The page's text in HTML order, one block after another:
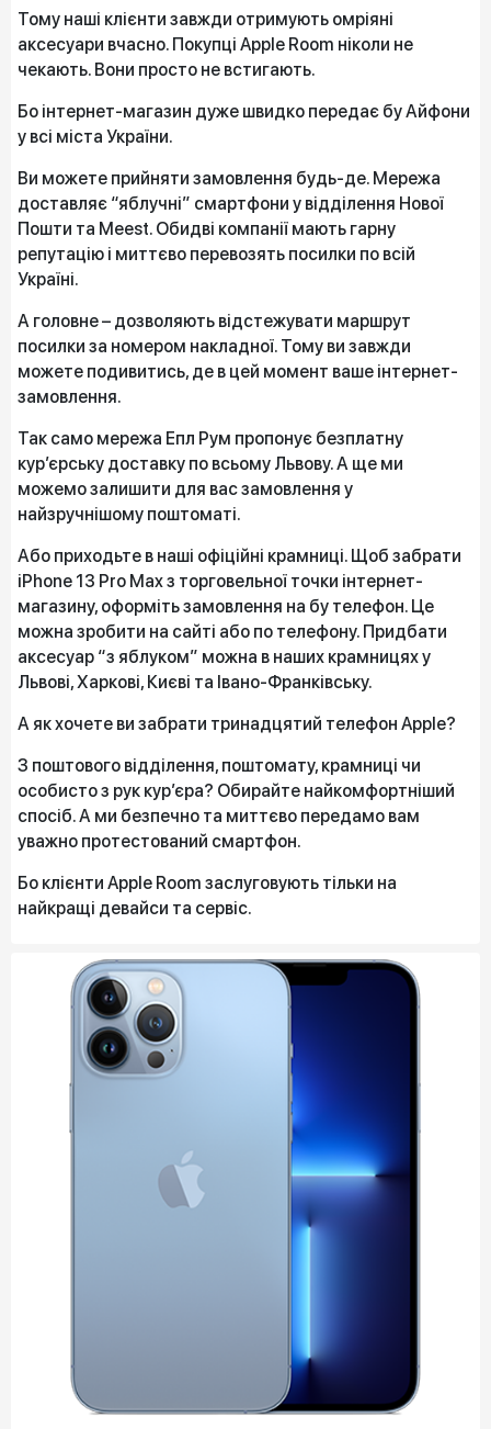
Тому наші клієнти завжди отримують омріяні
аксесуари вчасно. Покупці Apple Room ніколи не
чекають. Вони просто не встигають.
Бо інтернет-магазин дуже швидко передає бу Айфони
у всі міста України.
Ви можете прийняти замовлення будь-де. Мережа
доставляє “яблучні” смартфони у відділення Нової
Пошти та Meest. Обидві компанії мають гарну
репутацію і миттєво перевозять посилки по всій
Україні.
А головне – дозволяють відстежувати маршрут
посилки за номером накладної. Тому ви завжди
можете подивитись, де в цей момент ваше інтернет-
замовлення.
Так само мережа Епл Рум пропонує безплатну
кур’єрську доставку по всьому Львову. А ще ми
можемо залишити для вас замовлення у
найзручнішому поштоматі.
Або приходьте в наші офіційні крамниці. Щоб забрати
iPhone 13 Pro Max з торговельної точки інтернет-
магазину, оформіть замовлення на бу телефон. Це
можна зробити на сайті або по телефону. Придбати
аксесуар “з яблуком” можна в наших крамницях у
Львові, Харкові, Києві та Івано-Франківську.
А як хочете ви забрати тринадцятий телефон Apple?
З поштового відділення, поштомату, крамниці чи
особисто з рук кур’єра? Обирайте найкомфортніший
спосіб. А ми безпечно та миттєво передамо вам
уважно протестований смартфон.
Бо клієнти Apple Room заслуговують тільки на
найкращі девайси та сервіс.